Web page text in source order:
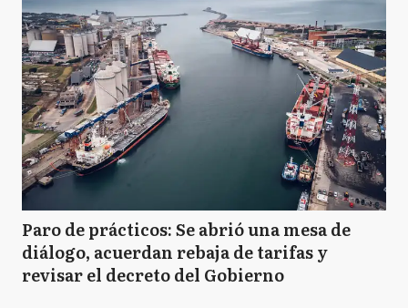
Paro de prácticos: Se abrió una mesa de
diálogo, acuerdan rebaja de tarifas y
revisar el decreto del Gobierno